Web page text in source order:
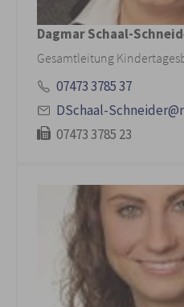
Dagmar Schaal-
Gesamtleitung
07473 3785 37
DSchaal-
07473 3785 23